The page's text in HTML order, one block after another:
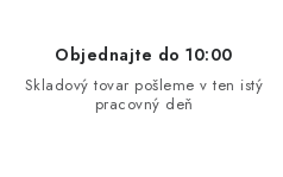
Objednajte do 10:00
Skladový tovar pošleme v ten istý
pracovný deň